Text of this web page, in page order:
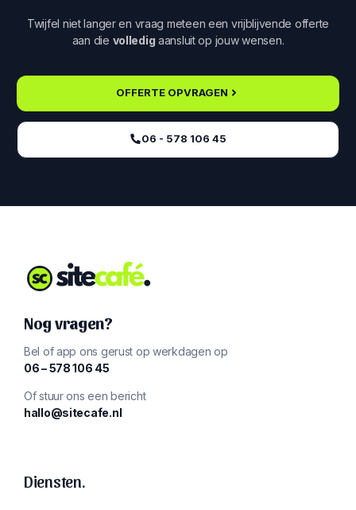
Twijfel niet langer en vraag meteen een vrijblijvende offerte
aan die volledig aansluit op jouw wensen.
OFFERTE OPVRAGEN
06 - 578 106 45‬
Nog vragen?
Bel of app ons gerust op werkdagen op
‪06 – 578 106 45‬
Of stuur ons een bericht
hallo@sitecafe.nl
Diensten.